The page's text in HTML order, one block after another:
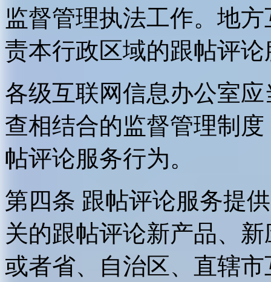
监督管理执法工作。地
责本行政区域的跟帖评
各级互联网信息办公室
查相结合的监督管理制
帖评论服务行为。
第四条 跟帖评论服务提
关的跟帖评论新产品、
或者省、自治区、直辖